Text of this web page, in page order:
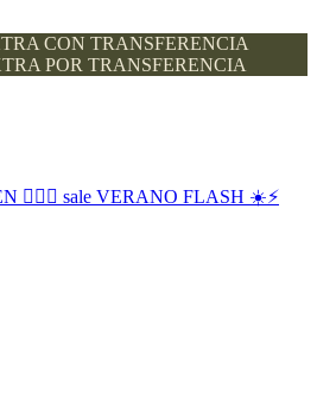
CON TRANSFERENCIA
POR TRANSFERENCIA
🙋🏽‍♂️ sale VERANO FLASH ☀️⚡️